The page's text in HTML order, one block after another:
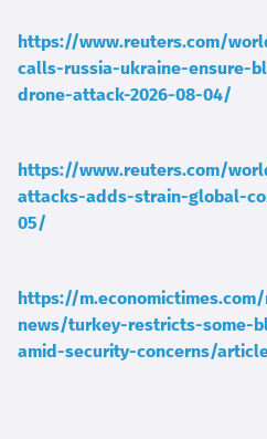
https://www.reuters.com/
calls-russia-ukraine-ensure-
drone-attack-2026-08-04/
https://www.reuters.com/
attacks-adds-strain-global-
05/
https://
news/turkey-restricts-some-
amid-security-concerns/